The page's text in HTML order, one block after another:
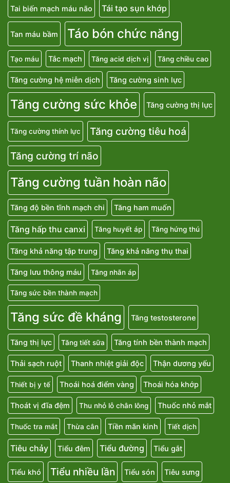
Tai biến mạch máu não Tái tạo sụn khớp
Tan máu bầm Táo bón chức năng
Tạo máu Tắc mạch Tăng acid dịch vị Tăng chiều cao
Tăng cường hệ miễn dịch Tăng cường sinh lực
Tăng cường sức khỏe Tăng cường thị lực
Tăng cường thính lực
Tăng cường tiêu hoá
Tăng cường trí não
Tăng cường tuần hoàn não
Tăng độ bền tĩnh mạch chi Tăng ham muốn
Tăng hấp thu canxi Tăng huyết áp Tăng hứng thú
Tăng khả năng tập trung Tăng khả năng thụ thai
Tăng lưu thông máu Tăng nhãn áp
Tăng sức bền thành mạch
Tăng sức đề kháng Tăng testosterone
Tăng thị lực Tăng tiết sữa Tăng tính bền thành mạch
Thải sạch ruột Thanh nhiệt giải độc Thận dương yếu
Thiết bị y tế Thoái hoá điểm vàng Thoái hóa khớp
Thoát vị đĩa đệm Thu nhỏ lỗ chân lông Thuốc nhỏ mắt
Thuốc tra mắt Thừa cân Tiền mãn kinh Tiết dịch
Tiêu chảy Tiểu đêm Tiểu đường Tiểu gắt
Tiểu khó Tiểu nhiều lần Tiểu són Tiêu sưng